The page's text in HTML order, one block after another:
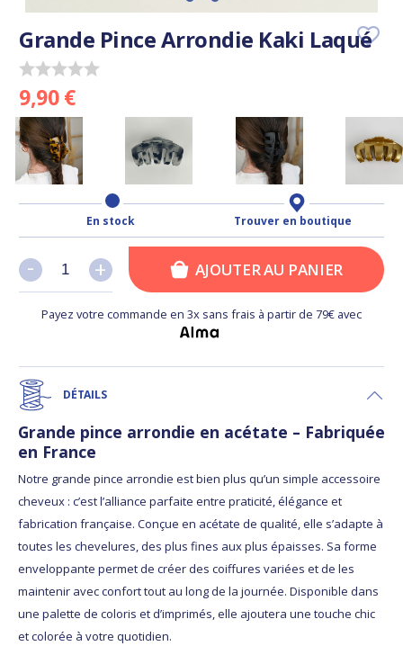
Grande Pince Arrondie Kaki Laqué
9,90 €
En stock Trouver en boutique
+
- +
- AJOUTER AU PANIER
Payez votre commande en 3x sans frais à partir de 79€ avec
DÉTAILS
Grande pince arrondie en acétate – Fabriquée
en France
Notre grande pince arrondie est bien plus qu’un simple accessoire
cheveux : c’est l’alliance parfaite entre praticité, élégance et
fabrication française. Conçue en acétate de qualité, elle s’adapte à
toutes les chevelures, des plus fines aux plus épaisses. Sa forme
enveloppante permet de créer des coiffures variées et de les
maintenir avec confort tout au long de la journée. Disponible dans
une palette de coloris et d’imprimés, elle ajoutera une touche chic
et colorée à votre quotidien.